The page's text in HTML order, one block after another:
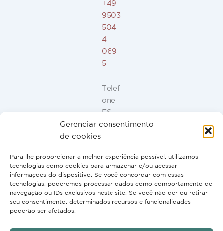
Gerenciar consentimento
de cookies
Para lhe proporcionar a melhor experiência possível, utilizamos
tecnologias como cookies para armazenar e/ou acessar
informações do dispositivo. Se você concordar com essas
tecnologias, poderemos processar dados como comportamento de
navegação ou IDs exclusivos neste site. Se você não der ou retirar
seu consentimento, determinados recursos e funcionalidades
poderão ser afetados.
+49
9503
504
4
069
5
Telef
one
ES,
FR,
+34
946
44